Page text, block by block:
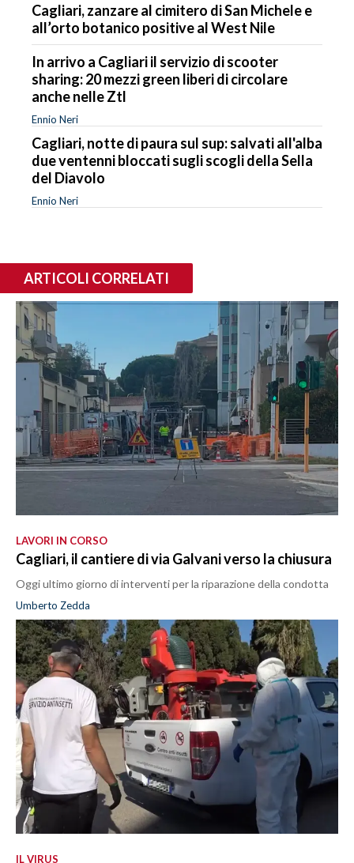
Cagliari, zanzare al cimitero di San Michele e
all’orto botanico positive al West Nile
In arrivo a Cagliari il servizio di scooter
sharing: 20 mezzi green liberi di circolare
anche nelle Ztl
Ennio Neri
Cagliari, notte di paura sul sup: salvati all'alba
due ventenni bloccati sugli scogli della Sella
del Diavolo
Ennio Neri
ARTICOLI CORRELATI
LAVORI IN CORSO
Cagliari, il cantiere di via Galvani verso la chiusura
Oggi ultimo giorno di interventi per la riparazione della condotta
Umberto Zedda
IL VIRUS